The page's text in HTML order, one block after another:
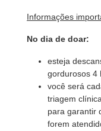
Informações
No dia de doar:
esteja
gordurosos 4
você será
triagem
para garantir
forem